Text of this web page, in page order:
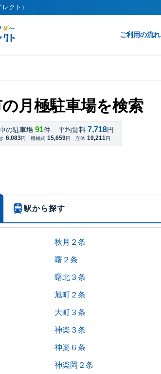
クト）
ご利用の流れ
月極駐車場を検索
の駐車場 91件 平均賃料 7,718円
6,083円 機械式 15,659円 立体 19,211円
駅から探す
秋月２条
曙２条
曙北３条
旭町２条
大町３条
神楽３条
神楽６条
神楽岡２条